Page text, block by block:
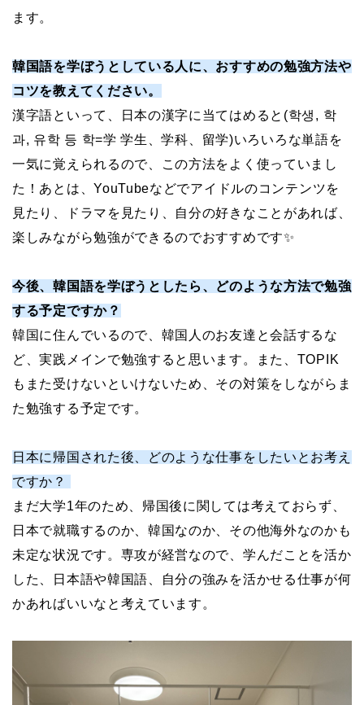
ます。
韓国語を学ぼうとしている人に、おすすめの勉強方法や
コツを教えてください。
漢字語といって、日本の漢字に当てはめると(학생, 학
과, 유학 등 학=学 学生、学科、留学)いろいろな単語を
一気に覚えられるので、この方法をよく使っていまし
た！あとは、YouTubeなどでアイドルのコンテンツを
見たり、ドラマを見たり、自分の好きなことがあれば、
楽しみながら勉強ができるのでおすすめです✨
今後、韓国語を学ぼうとしたら、どのような方法で勉強
する予定ですか？
韓国に住んでいるので、韓国人のお友達と会話するな
ど、実践メインで勉強すると思います。また、TOPIK
もまた受けないといけないため、その対策をしながらま
た勉強する予定です。
日本に帰国された後、どのような仕事をしたいとお考え
ですか？
まだ大学1年のため、帰国後に関しては考えておらず、
日本で就職するのか、韓国なのか、その他海外なのかも
未定な状況です。専攻が経営なので、学んだことを活か
した、日本語や韓国語、自分の強みを活かせる仕事が何
かあればいいなと考えています。